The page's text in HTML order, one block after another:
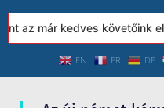
kedves követőink előtt
EN FR DE